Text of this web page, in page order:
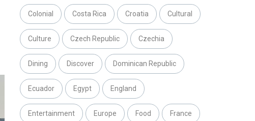
Colonial Costa Rica Croatia Cultural
Culture Czech Republic Czechia
Dining Discover Dominican Republic
Ecuador Egypt England
Entertainment Europe Food France